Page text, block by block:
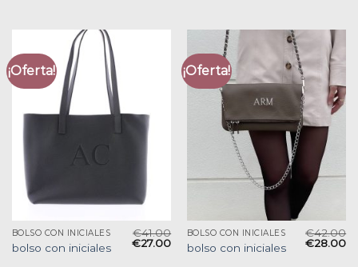
¡Oferta!
BOLSO CON INICIALES
bolso con iniciales
€41.00
€27.00
¡Oferta!
BOLSO CON INICIALES
bolso con iniciales
€42.00
€28.00